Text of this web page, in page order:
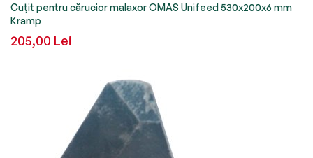
Cuțit pentru cărucior malaxor OMAS Unifeed 530x200x6 mm
Kramp
205,00 Lei